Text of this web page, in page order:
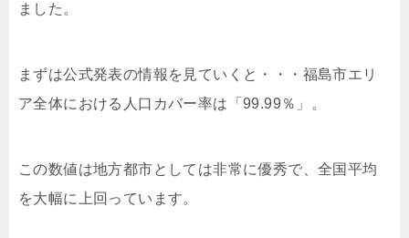
ました。
まずは公式発表の情報を見ていくと・・・福島市エリ
ア全体における人口カバー率は「99.99％」。
この数値は地方都市としては非常に優秀で、全国平均
を大幅に上回っています。